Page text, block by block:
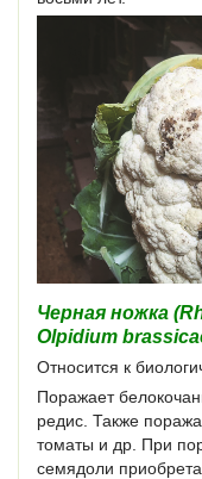
Черная ножка
Olpidium
Относится к
Поражает
редис. Также
томаты и др. При
семядоли